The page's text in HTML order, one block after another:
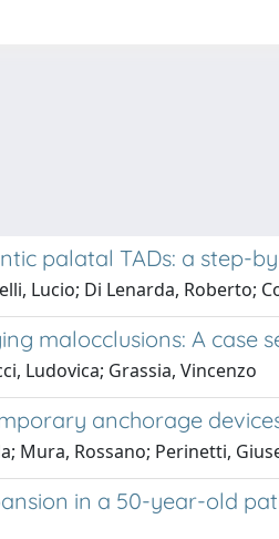
palatal TADs: a step-
Lucio; Di Lenarda, Roberto;
malocclusions: A case
Ludovica; Grassia, Vincenzo
anchorage
Mura, Rossano; Perinetti,
in a 50-year-old